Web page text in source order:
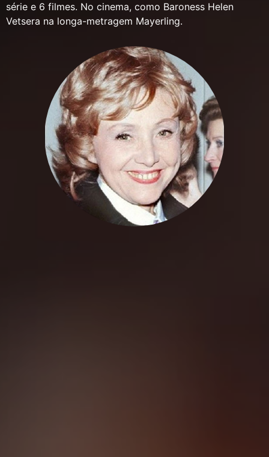
série e 6 filmes. No cinema, como Baroness Helen
Vetsera na longa-metragem Mayerling.